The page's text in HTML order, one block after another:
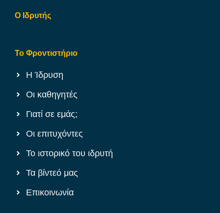
Ο Ιδρυτής
Το Φροντιστήριο
Η Ίδρυση
Οι καθηγητές
Γιατί σε εμάς;
Οι επιτυχόντες
Το ιστορικό του ιδρυτή
Τα βίντεό μας
Επικοινωνία